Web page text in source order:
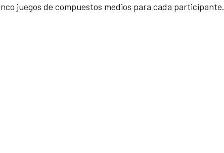
juegos de compuestos medios para cada participante.